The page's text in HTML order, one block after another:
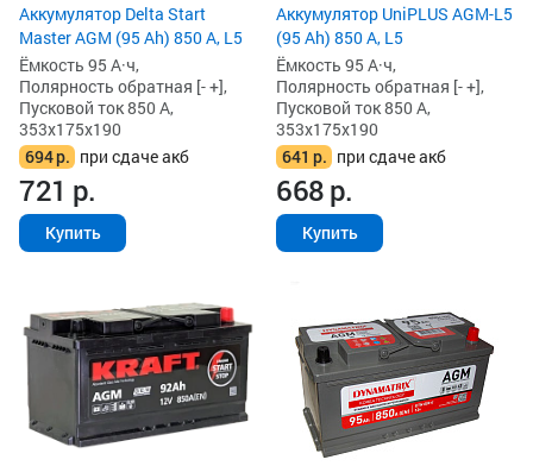
Аккумулятор Delta Start
Master AGM (95 Ah) 850 А, L5
Ёмкость 95 А·ч,
Полярность обратная [- +],
Пусковой ток 850 А,
353x175x190
694р. при сдаче акб
721 р.
Купить
Аккумулятор UniPLUS AGM-L5
(95 Ah) 850 А, L5
Ёмкость 95 А·ч,
Полярность обратная [- +],
Пусковой ток 850 А,
353x175x190
641 р. при сдаче акб
668р.
Купить